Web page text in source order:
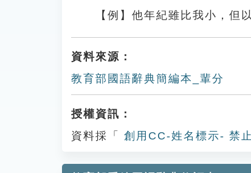
【例】他年紀雖比我小，但
資料來源：
教育部國語辭典簡編本_輩分
授權資訊：
資料採「
創用CC-姓名標示- 禁